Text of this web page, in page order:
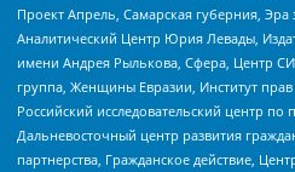
Проект Апрель, Самарская губерния,
Аналитический Центр Юрия Левады,
имени Андрея Рылькова, Сфера, Центр
группа, Женщины Евразии, Институт
Российский исследовательский центр по
Дальневосточный центр развития
партнерства, Гражданское действие,